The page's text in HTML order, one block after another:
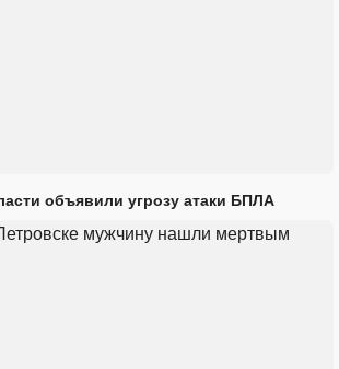
объявили угрозу атаки БПЛА